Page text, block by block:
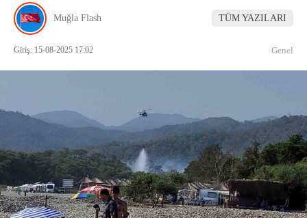
Muğla Flash TÜM YAZILARI
Giriş: 15-08-2025 17:02 Genel